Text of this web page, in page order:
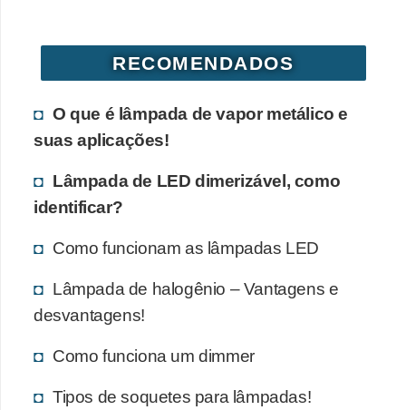
RECOMENDADOS
O que é lâmpada de vapor metálico e
suas aplicações!
Lâmpada de LED dimerizável, como
identificar?
Como funcionam as lâmpadas LED
Lâmpada de halogênio – Vantagens e
desvantagens!
Como funciona um dimmer
Tipos de soquetes para lâmpadas!
a
d
e